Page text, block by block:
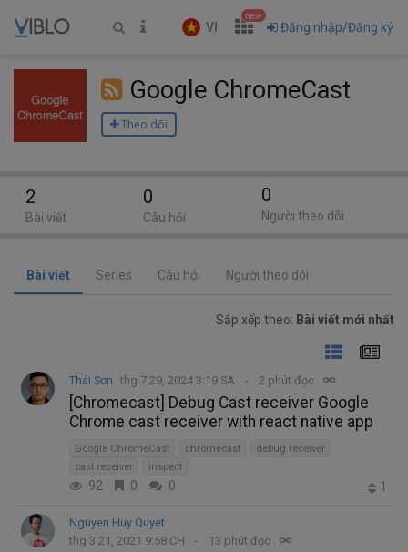
VI
new
Đăng nhập/Đăng ký
Google ChromeCast
Theo dõi
Bài viết Series Câu hỏi Người theo dõi
Sắp xếp theo: Bài viết mới nhất
Thái Sơn thg 7 29, 2024 3:19 SA 2 phút đọc
[Chromecast] Debug Cast receiver Google
Chrome cast receiver with react native app
Google ChromeCast chromecast
debug receiver
cast receiver
inspect
92 0 0 1
Nguyen Huy Quyet
thg 3 21, 2021 9:58 CH
13 phút đọc
2
Bài viết
0
Câu hỏi
0
Người theo dõi